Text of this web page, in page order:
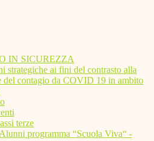
IN SICUREZZA
strategiche ai fini del contrasto alla
del contagio da COVID 19 in ambito
terze
programma “Scuola Viva“ -